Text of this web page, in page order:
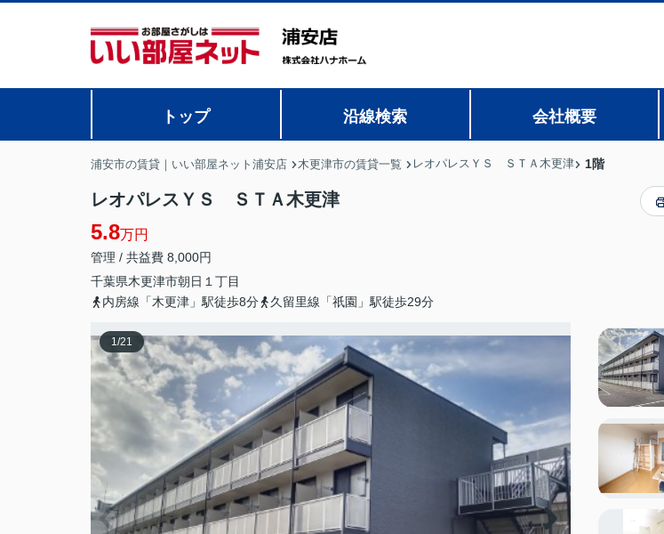
トップ 沿線検索 会社概要
浦安市の賃貸｜いい部屋ネット浦安店 木更津市の賃貸一覧 レオパレスＹＳ ＳＴＡ木更津 1階
レオパレスＹＳ ＳＴＡ木更津
5.8万円
管理 / 共益費 8,000円
千葉県木更津市朝日 １丁目
内房線「木更津」駅徒歩8分
久留里線「祇園」駅徒歩29分
1/21